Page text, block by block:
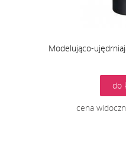
Modelująco-
do
cena